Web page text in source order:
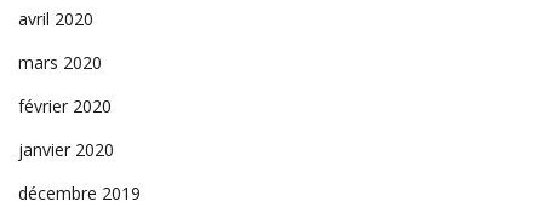
avril 2020
mars 2020
février 2020
janvier 2020
décembre 2019